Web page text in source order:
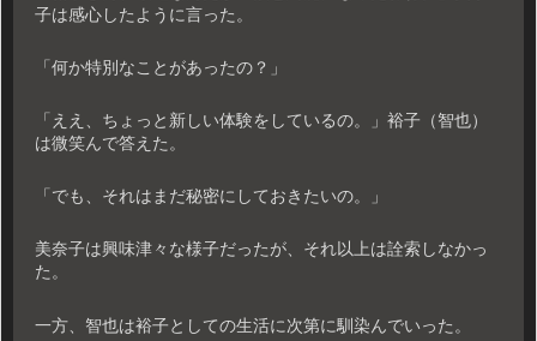
子は感心したように言った。
「何か特別なことがあったの？」
「ええ、ちょっと新しい体験をしているの。」裕子（智也）
は微笑んで答えた。
「でも、それはまだ秘密にしておきたいの。」
美奈子は興味津々な様子だったが、それ以上は詮索しなかっ
た。
一方、智也は裕子としての生活に次第に馴染んでいった。